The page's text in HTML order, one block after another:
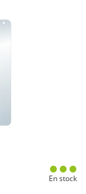
En stock